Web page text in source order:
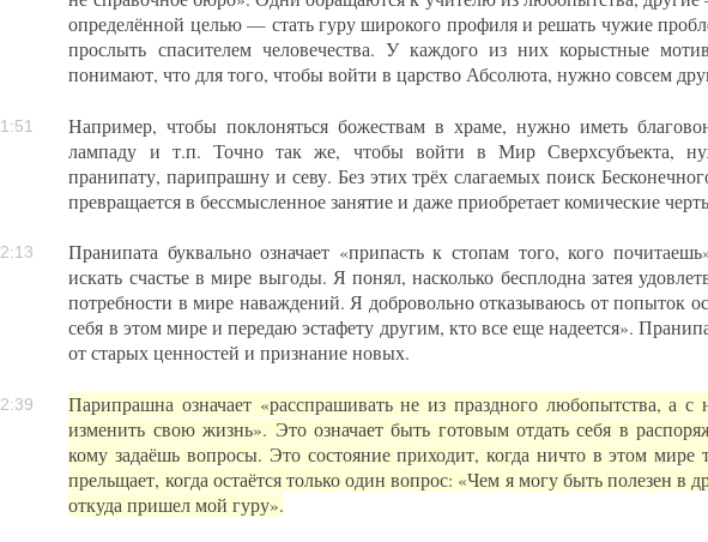
определённой целью — стать гуру широкого профиля и решать чужие
прослыть спасителем человечества. У каждого из них корыстные
понимают, что для того, чтобы войти в царство Абсолюта, нужно совсем
Например, чтобы поклоняться божествам в храме, нужно иметь
лампаду и т.п. Точно так же, чтобы войти в Мир Сверхсубъекта,
пранипату, парипрашну и севу. Без этих трёх слагаемых поиск
превращается в бессмысленное занятие и даже приобретает комические
Пранипата буквально означает «припасть к стопам того, кого
искать счастье в мире выгоды. Я понял, насколько бесплодна затея
потребности в мире наваждений. Я добровольно отказываюсь от попыток
себя в этом мире и передаю эстафету другим, кто все еще надеется».
от старых ценностей и признание новых.
Парипрашна означает «расспрашивать не из праздного любопытства, а с
изменить свою жизнь». Это означает быть готовым отдать себя в
кому задаёшь вопросы. Это состояние приходит, когда ничто в этом мире
прельщает, когда остаётся только один вопрос: «Чем я могу быть полезен в
откуда пришел мой гуру».